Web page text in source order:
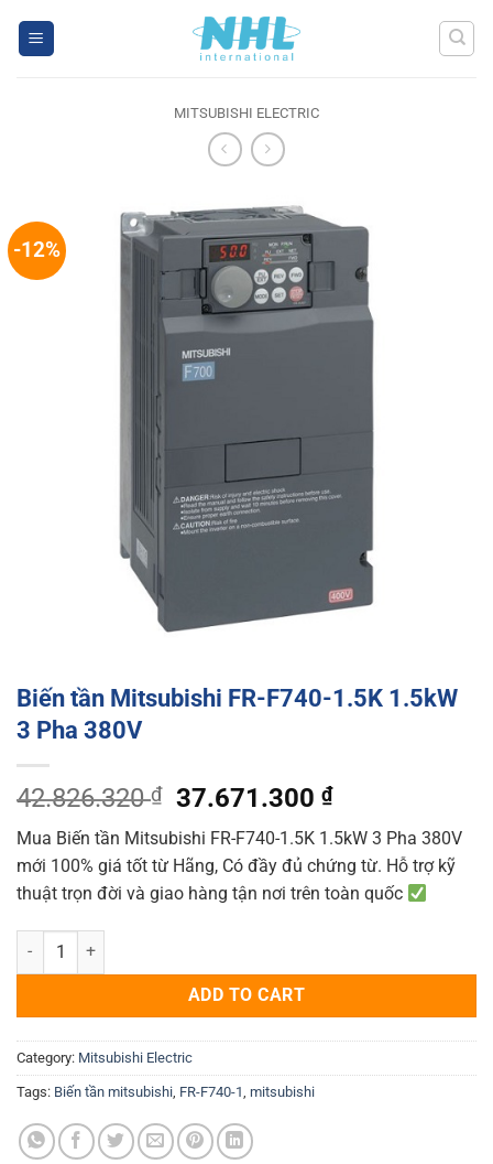
MITSUBISHI ELECTRIC
-12%
Biến tần Mitsubishi FR-F740-1.5K 1.5kW
3 Pha 380V
42.826.320₫
Original
price
was:
42.826.320 ₫.
37.671.300₫Current
price
is:
37.671.300
Mua Biến tần Mitsubishi FR-F740-1.5K 1.5kW 3 Pha 380V
mới 100% giá tốt từ Hãng, Có đầy đủ chứng từ. Hỗ trợ kỹ
thuật trọn đời và giao hàng tận nơi trên toàn quốc
Biến tần Mitsubishi FR-F740-1.5K 1.5kW 3 Pha 380V quantity
ADD TO CART
Category: Mitsubishi Electric
Tags: Biến tần mitsubishi FR-F740-1 mitsubishi